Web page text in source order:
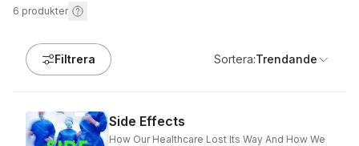
6 produkter
Filtrera Sortera:Trendande
Side Effects
How Our Healthcare Lost Its Way And How We